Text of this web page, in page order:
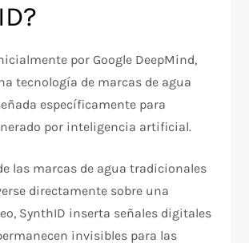
por Google DeepMind,
tecnología de marcas de agua
específicamente para
por inteligencia artificial.
las marcas de agua tradicionales
directamente sobre una
SynthID inserta señales digitales
invisibles para las